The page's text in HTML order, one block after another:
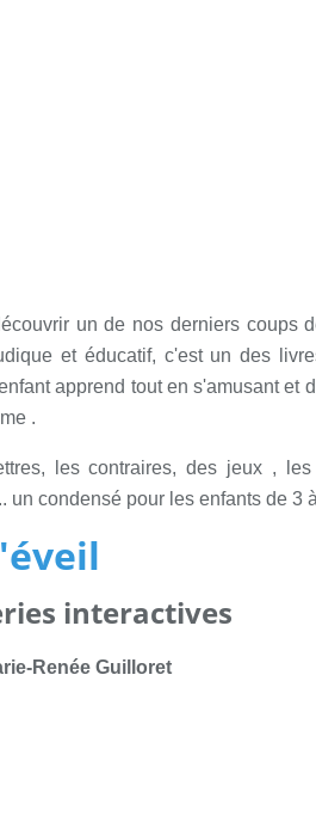
un de nos derniers coups
et éducatif, c'est un des
apprend tout en s'amusant et
.
les contraires, des jeux ,
un condensé pour les enfants de 3
interactives
Renée Guilloret